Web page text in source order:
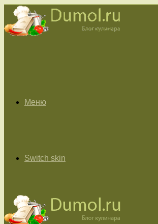
Меню
Switch skin